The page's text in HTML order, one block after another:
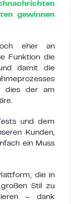
gewinnen
eher an
Funktion die
damit die
dies der am
und dem
Kunden,
ein Muss
die in
Stil zu
– dank